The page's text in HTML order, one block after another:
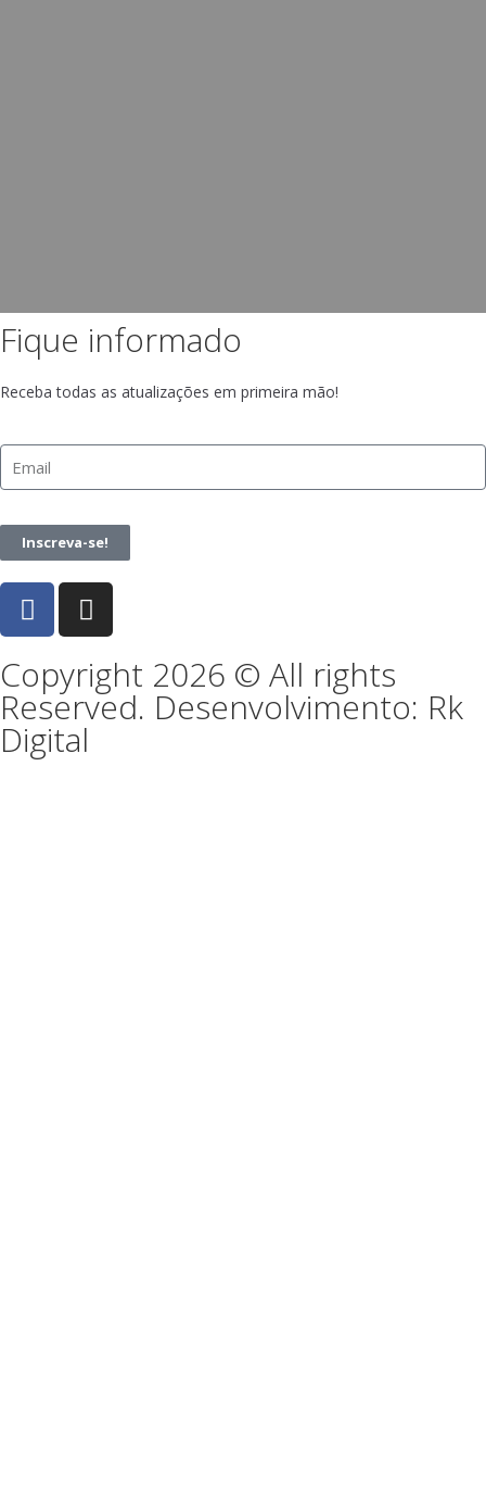
Fique informado
Receba todas as atualizações em primeira mão!
Inscreva-se!
Copyright 2026 © All rights
Reserved. Desenvolvimento: Rk
Digital